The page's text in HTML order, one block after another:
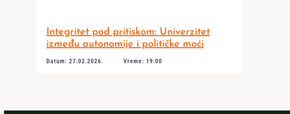
Integritet pod pritiskom: Univerzitet
između autonomije i političke moći
Datum: 27.02.2026. Vreme: 19:00